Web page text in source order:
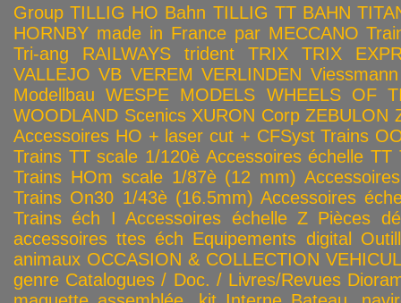
Group TILLIG HO Bahn TILLIG TT BAHN
HORNBY made in France par MECCANO
Tri-ang RAILWAYS
trident TRIX
TRIX
VALLEJO VB VEREM VERLINDEN Viessmann
Modellbau WESPE MODELS WHEELS OF
WOODLAND Scenics XURON Corp ZEBULON
Accessoires HO + laser cut + CFSyst Trains
Trains TT scale 1/120è Accessoires échelle TT
Trains HOm scale 1/87è (12 mm)
Trains On30 1/43è (16.5mm) Accessoires
Trains éch I Accessoires échelle Z Pièces
accessoires ttes éch Equipements digital
animaux OCCASION & COLLECTION
genre Catalogues / Doc. / Livres/Revues